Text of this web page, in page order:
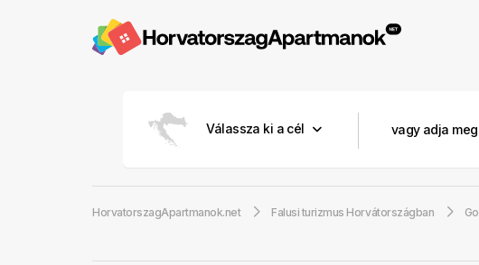
Válassza ki a cél
HorvatorszagApartmanok.net Falusi turizmus Horvátországban